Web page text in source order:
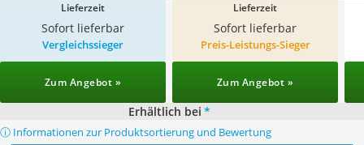
Lieferzeit
Sofort lieferbar
Lieferzeit
Sofort lieferbar
Vergleichssieger
Zum Angebot »
Preis-Leistungs-Sieger
Zum Angebot »
Erhältlich bei *
ⓘ Informationen zur Produktsortierung und Bewertung